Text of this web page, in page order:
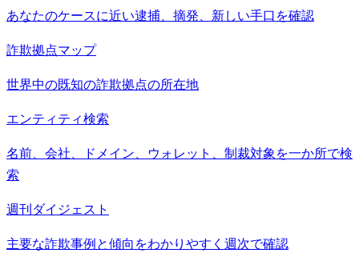
あなたのケースに近い逮捕、摘発、新しい手口を確認
詐欺拠点マップ
世界中の既知の詐欺拠点の所在地
エンティティ検索
名前、会社、ドメイン、ウォレット、制裁対象を一か所で検
索
週刊ダイジェスト
主要な詐欺事例と傾向をわかりやすく週次で確認